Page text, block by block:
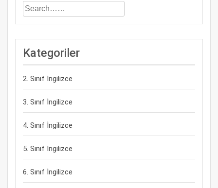
Kategoriler
2. Sınıf İngilizce
3. Sınıf İngilizce
4. Sınıf İngilizce
5. Sınıf İngilizce
6. Sınıf İngilizce